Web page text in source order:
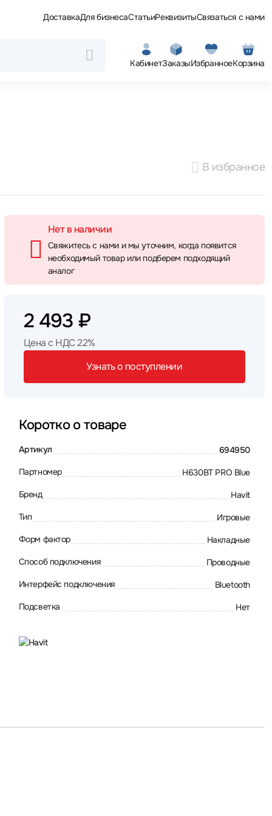
ДоставкаДля бизнесаСтатьиРеквизитыСвязаться с нами
КабинетЗаказыИзбранноеКорзина
В избранное
Нет в наличии
Свяжитесь с нами и мы уточним, когда появится
необходимый товар или подберем подходящий
аналог
2 493 ₽
Цена с НДС 22%
Узнать о поступлении
Коротко о товаре
Артикул 694950
Партномер H630BT PRO Blue
Бренд Havit
Тип Игровые
Форм фактор Накладные
Способ подключения Проводные
Интерфейс подключения Bluetooth
Подсветка Нет